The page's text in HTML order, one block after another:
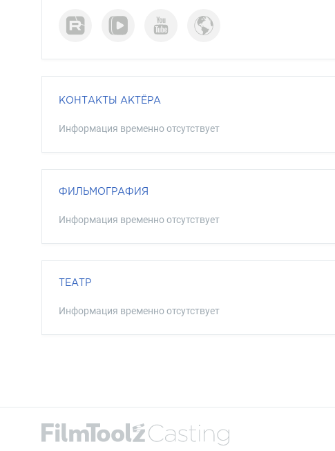
КОНТАКТЫ АКТЁРА
Информация временно отсутствует
ФИЛЬМОГРАФИЯ
Информация временно отсутствует
ТЕАТР
Информация временно отсутствует